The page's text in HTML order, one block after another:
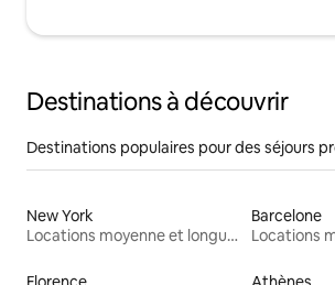
Destinations à découvrir
Destinations populaires pour des séjours
New York
Locations moyenne et longue durée
Barcelone